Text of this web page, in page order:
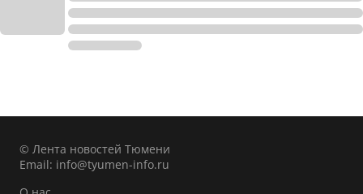
© Лента новостей Тюмени
Email: info@tyumen-info.ru